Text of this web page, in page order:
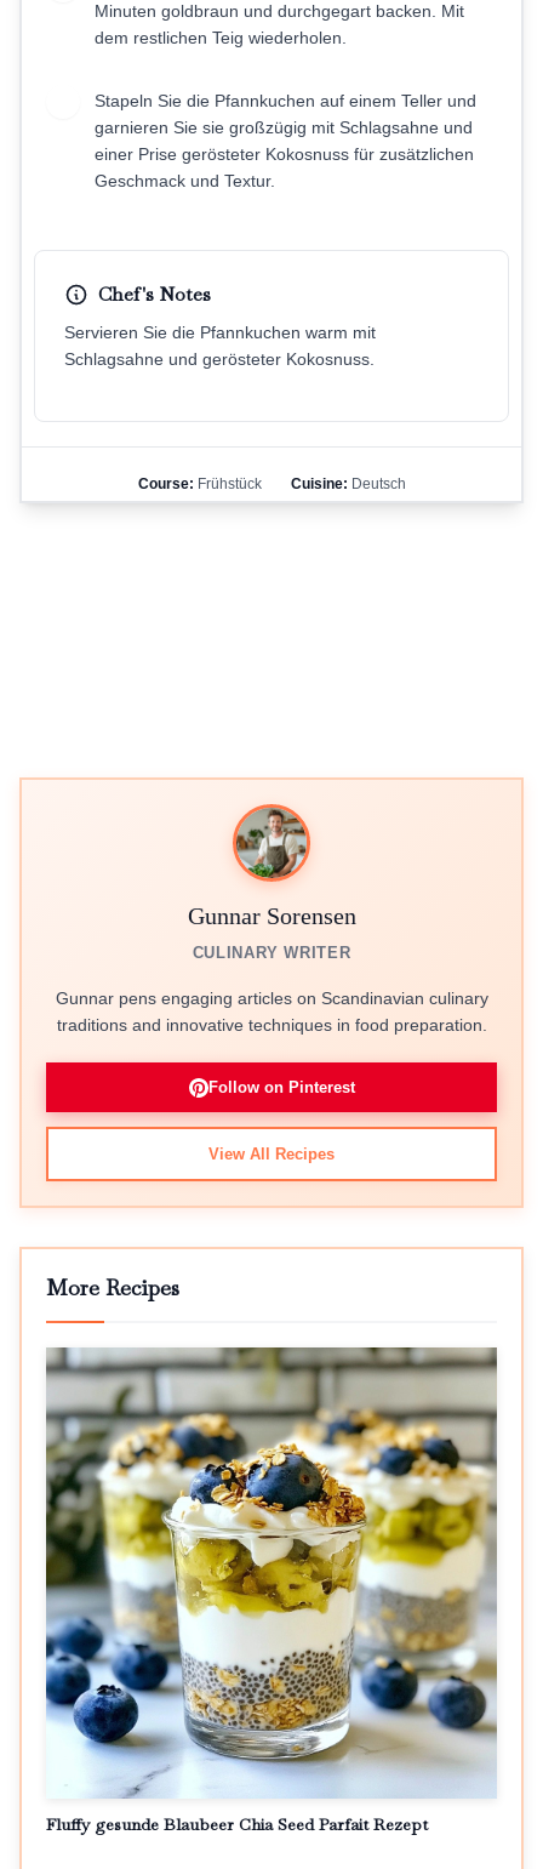
Minuten goldbraun und durchgegart backen. Mit
dem restlichen Teig wiederholen.
Stapeln Sie die Pfannkuchen auf einem Teller und
garnieren Sie sie großzügig mit Schlagsahne und
einer Prise gerösteter Kokosnuss für zusätzlichen
Geschmack und Textur.
Chef's Notes
Servieren Sie die Pfannkuchen warm mit
Schlagsahne und gerösteter Kokosnuss.
Course: Frühstück Cuisine: Deutsch
Gunnar Sorensen
CULINARY WRITER
Gunnar pens engaging articles on Scandinavian culinary
traditions and innovative techniques in food preparation.
Follow on Pinterest
View All Recipes
More Recipes
Fluffy gesunde Blaubeer Chia Seed Parfait Rezept